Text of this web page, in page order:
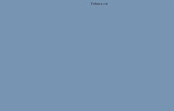
Follow us on